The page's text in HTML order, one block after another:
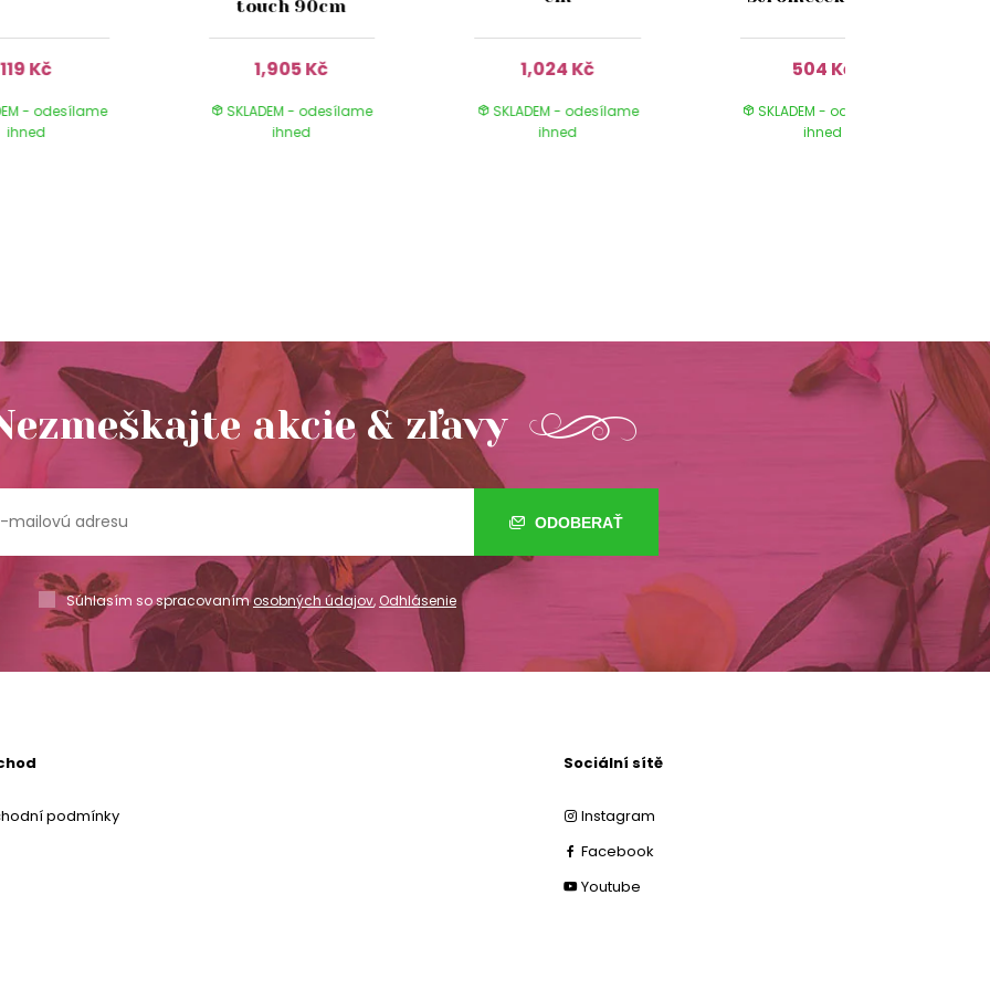
119 Kč
- odesílame
ihned
touch 90cm
1,905 Kč
SKLADEM - odesílame
ihned
1,024 Kč
SKLADEM - odesílame
ihned
504 Kč
SKLADEM - odesílame
ihned
akcie & zľavy
ODOBERAŤ
Súhlasím so spracovanímosobných údajov,Odhlásenie
podmínky
Sociální sítě
Instagram
Facebook
Youtube